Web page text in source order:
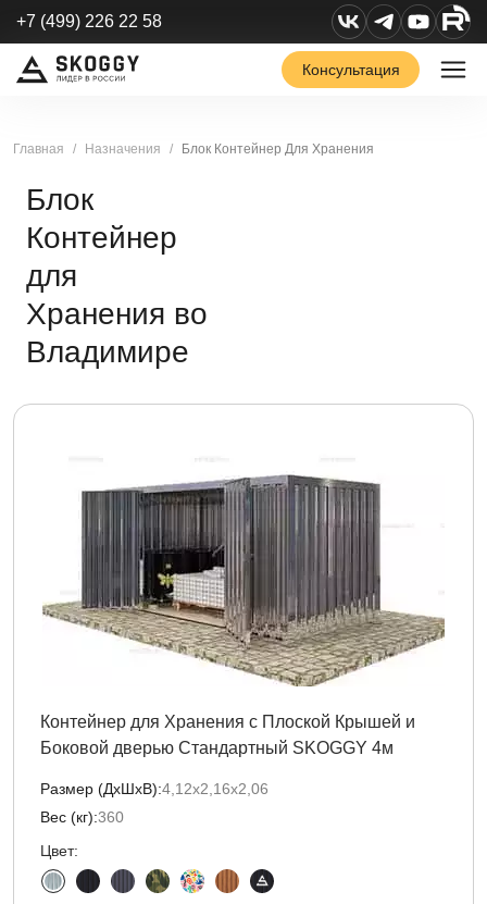
+7 (499) 226 22 58
Консультация
Главная Назначения Блок Контейнер Для Хранения
Блок
Контейнер
для
Хранения во
Владимире
Контейнер для Хранения с Плоской Крышей и
Боковой дверью Стандартный SKOGGY 4м
Размер (ДxШxВ):4,12х2,16х2,06
Вес (кг):360
Цвет: